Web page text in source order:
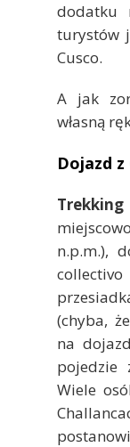
dodatku
turystów
Cusco.
A jak
własną
Dojazd z
n.p.m.),
(chyba,
na
pojedzie
Wiele